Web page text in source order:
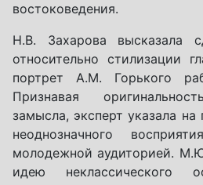
востоковедения.
Н.В. Захарова высказала
относительно стилизации
портрет А.М. Горького
Признавая
замысла, эксперт указала
неоднозначного
молодежной аудиторией.
идею неклассического